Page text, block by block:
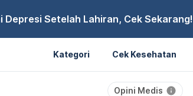
Depresi Setelah Lahiran, Cek Sekarang!
Kategori Cek Kesehatan
Opini Medis